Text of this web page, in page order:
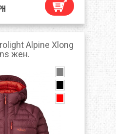
Alpine Xlong
жен.